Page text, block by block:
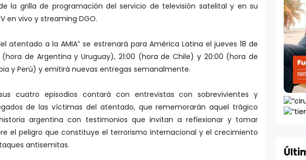
la grilla de programación del servicio de televisión satelital y en su
en vivo y streaming DGO.
atentado a la AMIA” se estrenará para América Latina el jueves 18 de
(hora de Argentina y Uruguay), 21:00 (hora de Chile) y 20:00 (hora de
y Perú) y emitirá nuevas entregas semanalmente.
cuatro episodios contará con entrevistas con sobrevivientes y
de las víctimas del atentado, que rememorarán aquel trágico
argentina con testimonios que invitan a reflexionar y tomar
el peligro que constituye el terrorismo internacional y el crecimiento
antisemitas.